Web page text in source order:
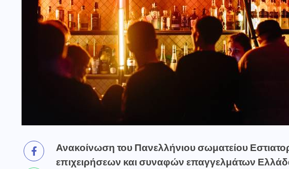
Ανακοίνωση του Πανελλήνιου σωματείου
επιχειρήσεων και συναφών επαγγελμάτων